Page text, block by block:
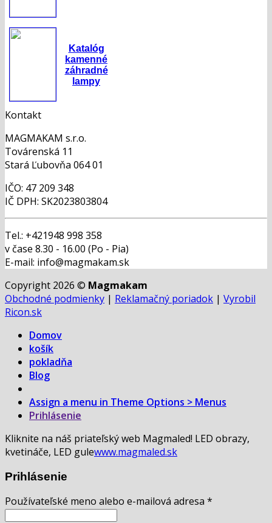
Katalóg
kamenné
záhradné
lampy
Kontakt
MAGMAKAM s.r.o.
Továrenská 11
Stará Ľubovňa 064 01
IČO: 47 209 348
IČ DPH: SK2023803804
Tel.: +421948 998 358
v čase 8.30 - 16.00 (Po - Pia)
E-mail: info@magmakam.sk
Copyright 2026 © Magmakam
Obchodné podmienky | Reklamačný poriadok | Vyrobil
Ricon.sk
Domov
košík
pokladňa
Blog
Assign a menu in Theme Options > Menus
Prihlásenie
Kliknite na náš priateľský web Magmaled! LED obrazy,
kvetináče, LED gulewww.magmaled.sk
Prihlásenie
Používateľské meno alebo e-mailová adresa *